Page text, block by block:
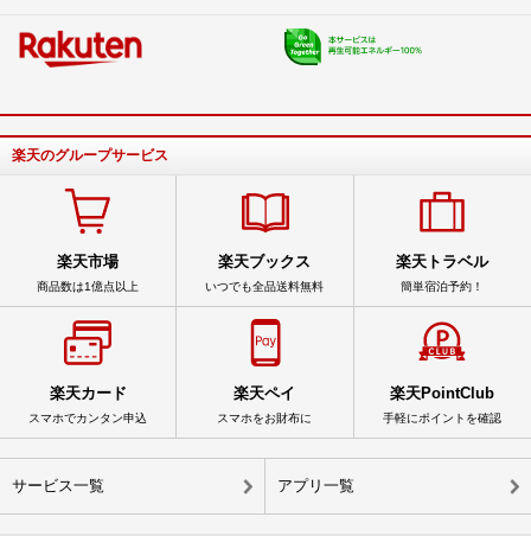
楽天のグループサービス
楽天市場
商品数は1億点以上
楽天ブックス
いつでも全品送料無料
楽天トラベル
簡単宿泊予約！
楽天カード
スマホでカンタン申込
楽天ペイ
スマホをお財布に
楽天PointClub
手軽にポイントを確認
サービス一覧 アプリ一覧